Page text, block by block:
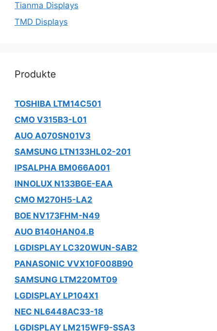
Tianma Displays
TMD Displays
Produkte
TOSHIBA LTM14C501
CMO V315B3-L01
AUO A070SN01V3
SAMSUNG LTN133HL02-201
IPSALPHA BM066A001
INNOLUX N133BGE-EAA
CMO M270H5-LA2
BOE NV173FHM-N49
AUO B140HAN04.B
LGDISPLAY LC320WUN-SAB2
PANASONIC VVX10F008B90
SAMSUNG LTM220MT09
LGDISPLAY LP104X1
NEC NL6448AC33-18
LGDISPLAY LM215WF9-SSA3